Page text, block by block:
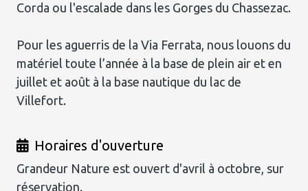
Corda ou l'escalade dans les Gorges du Chassezac.
Pour les aguerris de la Via Ferrata, nous louons du
matériel toute l’année à la base de plein air et en
juillet et août à la base nautique du lac de
Villefort.
Horaires d'ouverture
Grandeur Nature est ouvert d'avril à octobre, sur
réservation.